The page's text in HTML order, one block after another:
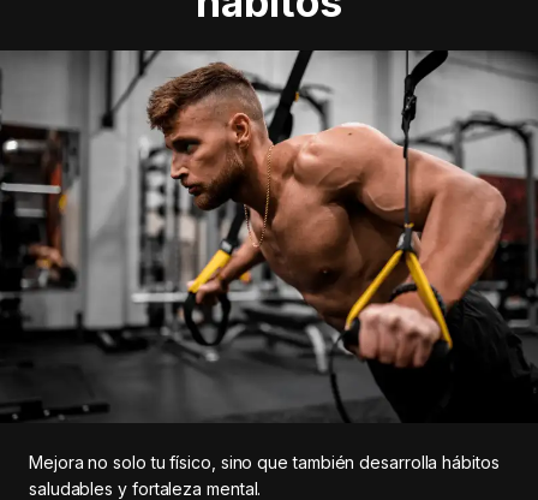
Mejora no solo tu físico, sino que también desarrolla hábitos
saludables y fortaleza mental.